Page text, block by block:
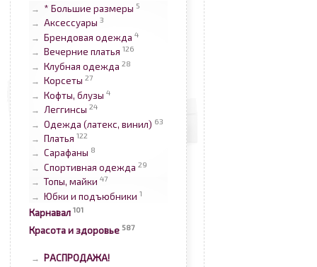
→ * Большие размеры 5
→ Аксессуары 3
→ Брендовая одежда 4
→ Вечерние платья 126
→ Клубная одежда 28
→ Корсеты 27
→ Кофты, блузы 4
→ Леггинсы 24
→ Одежда (латекс, винил) 63
→ Платья 122
→ Сарафаны 8
→ Спортивная одежда 29
→ Топы, майки 47
→ Юбки и подъюбники 1
Карнавал 101
Красота и здоровье 587
→ РАСПРОДАЖА!